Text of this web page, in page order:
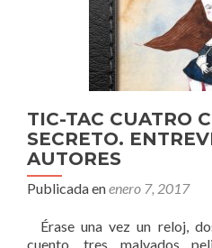
TIC-TAC CUATRO
SECRETO.
AUTORES
Publicada enenero 7, 2017
Érase una vez un reloj,
cuento, tres malvados